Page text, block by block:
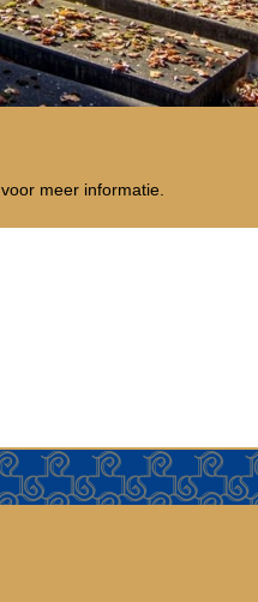
voor meer informatie.